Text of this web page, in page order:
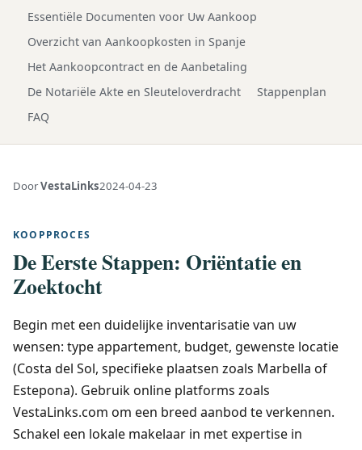
Essentiële Documenten voor Uw Aankoop
Overzicht van Aankoopkosten in Spanje
Het Aankoopcontract en de Aanbetaling
De Notariële Akte en Sleuteloverdracht
Stappenplan
FAQ
DoorVestaLinks2024-04-23
KOOPPROCES
De Eerste Stappen: Oriëntatie en
Zoektocht
Begin met een duidelijke inventarisatie van uw
wensen: type appartement, budget, gewenste locatie
(Costa del Sol, specifieke plaatsen zoals Marbella of
Estepona). Gebruik online platforms zoals
VestaLinks.com om een breed aanbod te verkennen.
Schakel een lokale makelaar in met expertise in